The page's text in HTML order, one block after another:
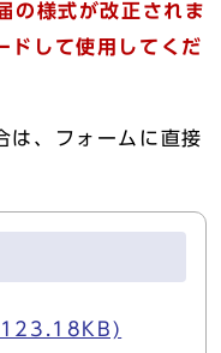
様式が改正されま
ドして使用してくだ
は、フォームに直接
123.18KB)